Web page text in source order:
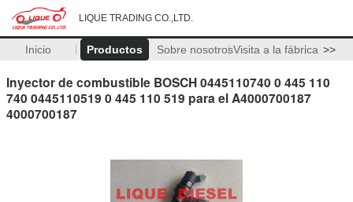
LIQUE TRADING CO.,LTD.
Inicio Productos Sobre nosotrosVisita a la fábrica >>
Inyector de combustible BOSCH 0445110740 0 445 110
740 0445110519 0 445 110 519 para el A4000700187
4000700187